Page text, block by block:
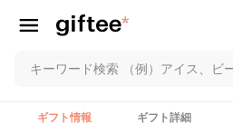
ギフト情報 ギフト詳細